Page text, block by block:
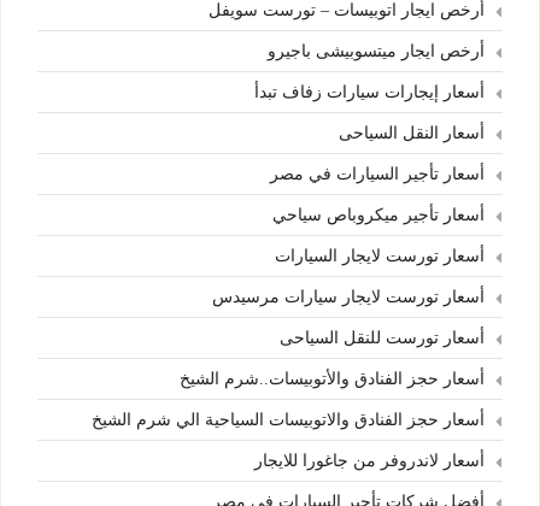
أرخص ايجار اتوبيسات – تورست سويفل
أرخص ايجار ميتسوبيشى باجيرو
أسعار إيجارات سيارات زفاف تبدأ
أسعار النقل السياحى
أسعار تأجير السيارات في مصر
أسعار تأجير ميكروباص سياحي
أسعار تورست لايجار السيارات
أسعار تورست لايجار سيارات مرسيدس
أسعار تورست للنقل السياحى
أسعار حجز الفنادق والأتوبيسات..شرم الشيخ
أسعار حجز الفنادق والاتوبيسات السياحية الي شرم الشيخ
أسعار لاندروفر من جاغورا للايجار
أفضل شركات تأجير السيارات في مصر